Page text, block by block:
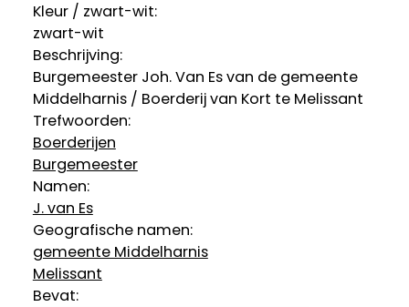
Kleur / zwart-wit:
zwart-wit
Beschrijving:
Burgemeester Joh. Van Es van de gemeente
Middelharnis / Boerderij van Kort te Melissant
Trefwoorden:
Boerderijen
Burgemeester
Namen:
J. van Es
Geografische namen:
gemeente Middelharnis
Melissant
Bevat: